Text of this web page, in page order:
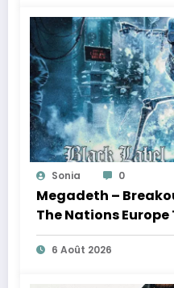
Sonia 0
Megadeth –
The Nations Europe
6 Août 2026